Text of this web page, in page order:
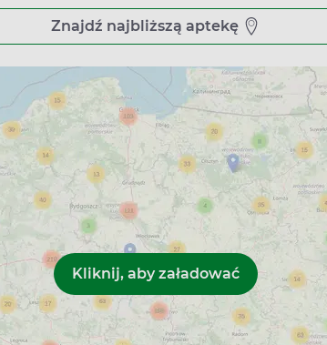
w ciągu 24h
za pośrednictwem Apteline.pl to
w Smolcu. Twoje zamówienie będzie
e-maila. Przy odbiorze wystarczy podać
co zapewnia wygodę i bezpieczeństwo.
z naszym serwisem Apteline.pl. Rezerwuj
Znajdź najbliższą aptekę